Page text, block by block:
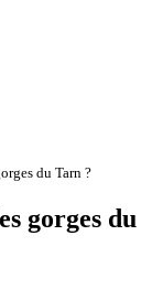
du Tarn ?
gorges du